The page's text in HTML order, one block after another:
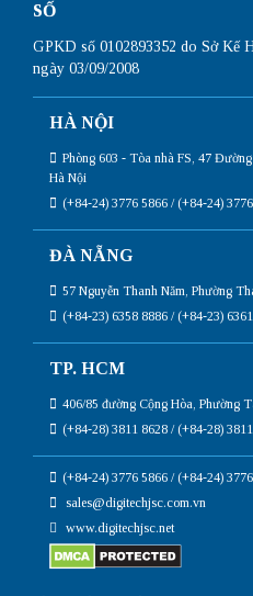
SỐ
GPKD số 0102893352 do Sở Kế
ngày 03/09/2008
HÀ NỘI
Phòng 603 - Tòa nhà FS, 47
Hà Nội
(+84-24) 3776 5866 / (+84-24)
ĐÀ NẴNG
57 Nguyễn Thanh Năm, Phường
(+84-23) 6358 8886 / (+84-23)
TP. HCM
406/85 đường Cộng Hòa, Phường
(+84-28) 3811 8628 / (+84-28)
(+84-24) 3776 5866 / (+84-24)
sales@digitechjsc.com.vn
www.digitechjsc.net